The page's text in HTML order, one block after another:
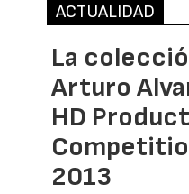
ACTUALIDAD
La
Arturo
HD
2013